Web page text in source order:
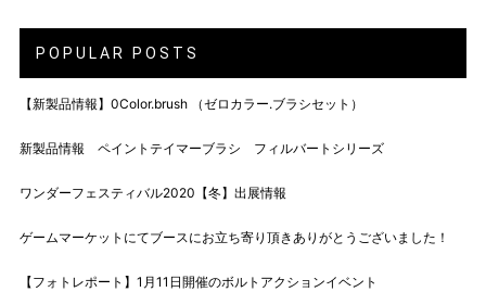
POPULAR POSTS
【新製品情報】0Color.brush （ゼロカラー.ブラシセット）
新製品情報 ペイントテイマーブラシ フィルバートシリーズ
ワンダーフェスティバル2020【冬】出展情報
ゲームマーケットにてブースにお立ち寄り頂きありがとうございました！
【フォトレポート】1月11日開催のボルトアクションイベント